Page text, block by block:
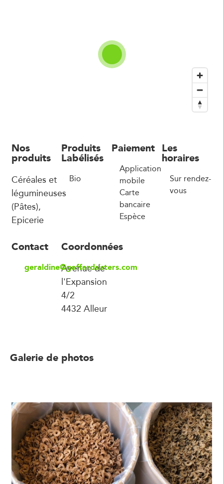
Nos
produits
Céréales et
légumineuses
(Pâtes),
Epicerie
Produits
Labélisés
Bio
Paiement
Application
mobile
Carte
bancaire
Espèce
Les
horaires
Sur rendez-
vous
Contact
geraldine@goffardsisters.com
Coordonnées
Avenue de
l'Expansion
4/2
4432 Alleur
Galerie de photos